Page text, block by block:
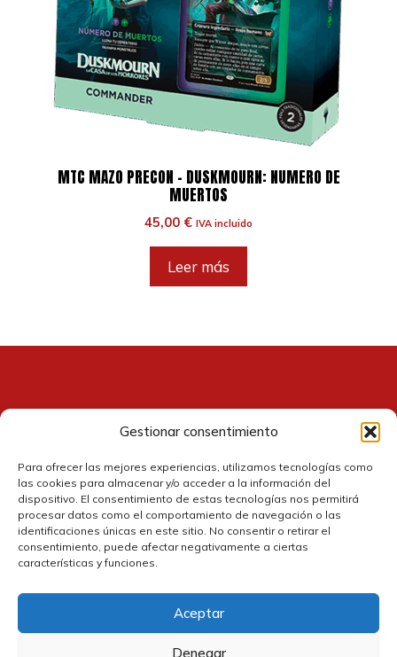
Gestionar consentimiento
Para ofrecer las mejores experiencias, utilizamos tecnologías como
las cookies para almacenar y/o acceder a la información del
dispositivo. El consentimiento de estas tecnologías nos permitirá
procesar datos como el comportamiento de navegación o las
identificaciones únicas en este sitio. No consentir o retirar el
consentimiento, puede afectar negativamente a ciertas
características y funciones.
Aceptar
Denegar
MTC MAZO PRECON – DUSKMOURN: NUMERO DE
MUERTOS
45,00 € IVA incluido
Leer más
Contacto